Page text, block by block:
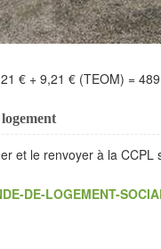
€ + 9,21 € (TEOM) =
et le renvoyer à la
DE-LOGEMENT-